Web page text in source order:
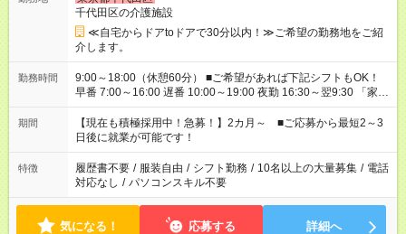
千代田区の介護施設
≪自宅からドアtoドアで30分以内！≫ご希望の勤務地をご紹
介します。
勤務時間
9:00～18:00（休憩60分） ■ご希望があれば下記シフトもOK！
早番 7:00～16:00 遅番 10:00～19:00 夜勤 16:30～翌9:30 「家族
と休みを合わせたい」 「余裕を持って夕飯の準備がしたい」
「できれば残業はしたくない」 など、ご希望を教えてください
ね。 ※Wワーク希望の方へ 今ご覧のお仕事で希望する勤務時間
と、もう1つのお仕事の勤務時間。 合計で週40時間を超える場
合は応募できません。
期間
【現在も積極採用中！急募！】2カ月～ ■ご応募から最短2～3
日後に就業が可能です！
特徴 履歴書不要 / 服装自由 / シフト勤務 / 10名以上の大量募集 / 電話
対応なし / パソコンスキル不要
気になる！ 応募する 詳細へ